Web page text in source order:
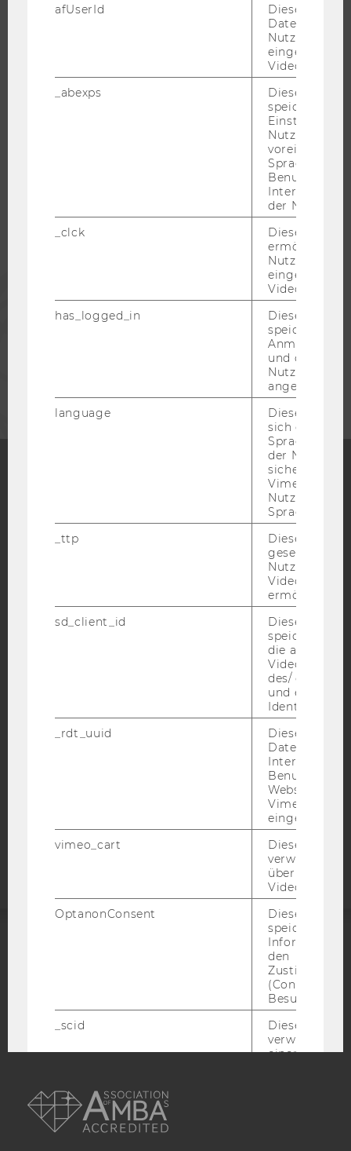
JOBS MIT WU-STUDIUM
ALUMNI
MITARBEITENDE
Blog
Bluesky
BARRIEREFREIHEITSERKLÄRUNG WEBSEITE
STUDIENBEWERBER*INNEN UND STUDIERENDE
Barrierefreiheitserklärung
afUserId
Dieses
Daten von
Videos
_abexps
Dieses Cookie
speichert
Nutzer*in, zB.
Sprache,
der Nutzer*in
_clck
Dieses Cookie
ermöglicht
Nutzung des
Video Players
has_logged_in
Dieses Cookie
speichert
und ob sich
Nutzer*in
angemeldet
language
Dieses
sich die
der
Vimeo in der
Nutzer
Sprache
_ttp
Dieser
gesetzt, um
Nutzung des
Videoplayers
ermöglichen
sd_client_id
Dieses Cookie
speichert
die aktuellen
des/ der
und einen
_rdt_uuid
Dieses
Daten über
Interaktionen
Websites, auf
Vimeo-Video
eingebettet
vimeo_cart
Dieses
verwendet,
überprüfen,
Video
OptanonConsent
Dieses Cookie
speichert
den
(Consent)
Besuchers.
_scid
Dieses
verwendet,
einem/einer
hjSessionBenutzer_